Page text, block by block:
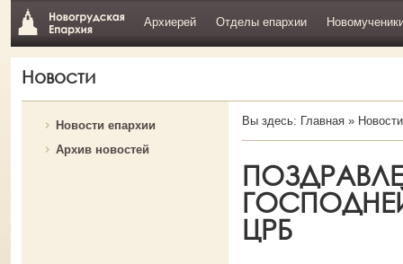
Архиерей Отделы епархии
Новости
Новости епархии
Архив новостей
Вы здесь: Главная» Новости
ЦРБ